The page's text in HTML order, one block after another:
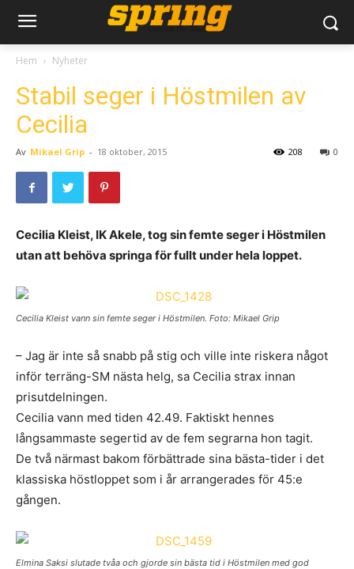
Hem Nyheter
Stabil seger i Höstmilen av
Cecilia
Av Mikael Grip - 18 oktober, 2015 0
208
Cecilia Kleist, IK Akele, tog sin femte seger i Höstmilen
utan att behöva springa för fullt under hela loppet.
Cecilia Kleist vann sin femte seger i Höstmilen. Foto: Mikael Grip
– Jag är inte så snabb på stig och ville inte riskera något
inför terräng-SM nästa helg, sa Cecilia strax innan
prisutdelningen.
Cecilia vann med tiden 42.49. Faktiskt hennes
långsammaste segertid av de fem segrarna hon tagit.
De två närmast bakom förbättrade sina bästa-tider i det
klassiska höstloppet som i år arrangerades för 45:e
gången.
Elmina Saksi slutade tvåa och gjorde sin bästa tid i Höstmilen med god